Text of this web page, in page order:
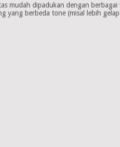
mudah dipadukan dengan
yang berbeda tone (misal lebih